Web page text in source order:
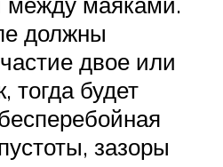
должны
двое или
тогда будет
зазоры